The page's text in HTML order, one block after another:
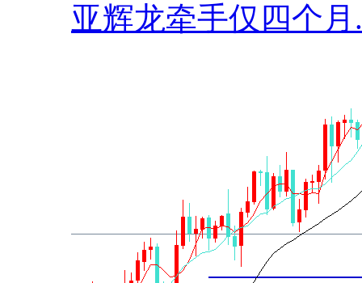
亚辉龙牵手仅四个月